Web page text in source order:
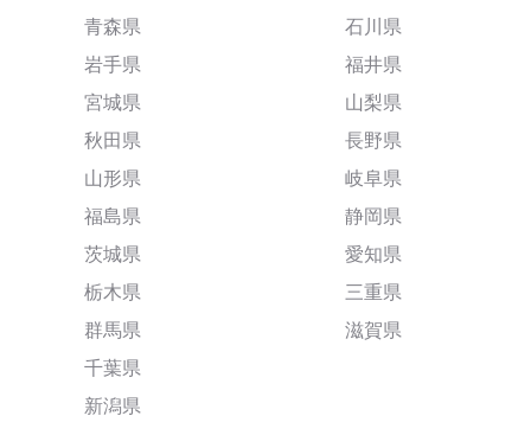
青森県
岩手県
宮城県
秋田県
山形県
福島県
茨城県
栃木県
群馬県
千葉県
新潟県
石川県
福井県
山梨県
長野県
岐阜県
静岡県
愛知県
三重県
滋賀県